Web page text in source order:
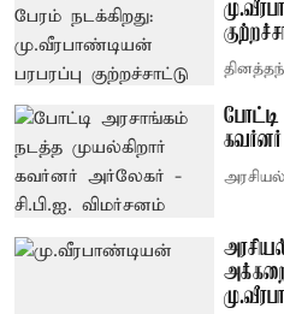
அரசியல்